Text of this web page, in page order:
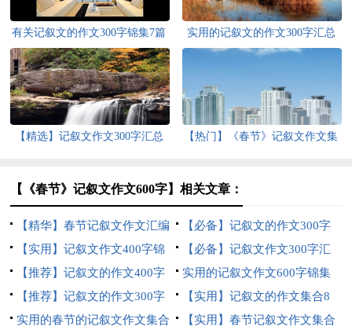
有关记叙文的作文300字锦集7篇
实用的记叙文的作文300字汇总
八篇
【精选】记叙文作文300字汇总
【热门】《春节》记叙文作文集
【《春节》记叙文作文600字】相关文章：
【精华】春节记叙文作文汇编
十篇
【必备】记叙文的作文300字
汇总5篇
【实用】记叙文作文400字锦
集七篇
【必备】记叙文作文300字汇
编八篇
【推荐】记叙文的作文400字
汇总十篇
实用的记叙文作文600字锦集
六篇
【推荐】记叙文的作文300字
集合7篇
【实用】记叙文的作文集合8
篇
实用的春节的记叙文作文集合 【实用】春节记叙文作文集合